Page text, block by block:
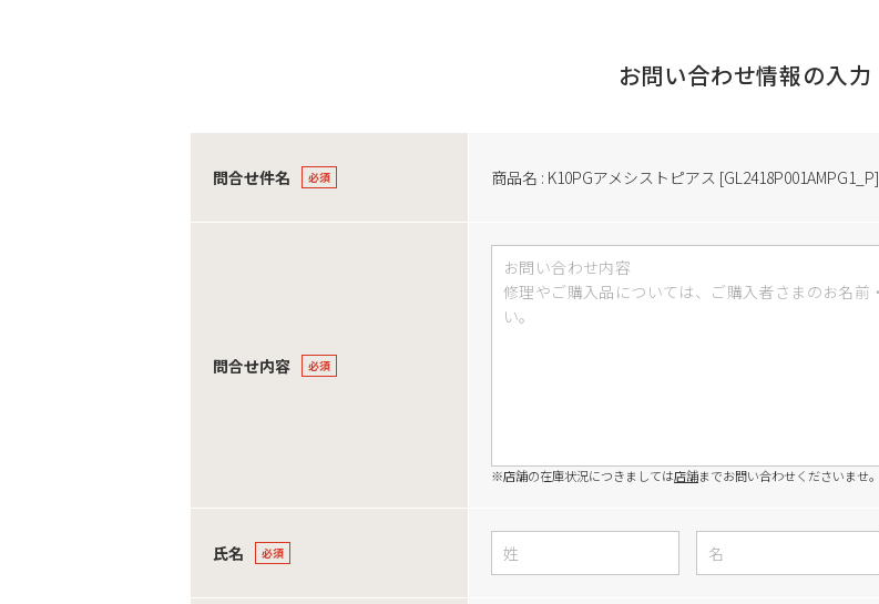
お問い合わせ情報の入力
問合せ件名 商品名 : K10PGアメシストピアス [GL2418P001AMPG1_P]
問合せ内容
※店舗の在庫状況につきましては店舗までお問い合わせくださいませ。
氏名